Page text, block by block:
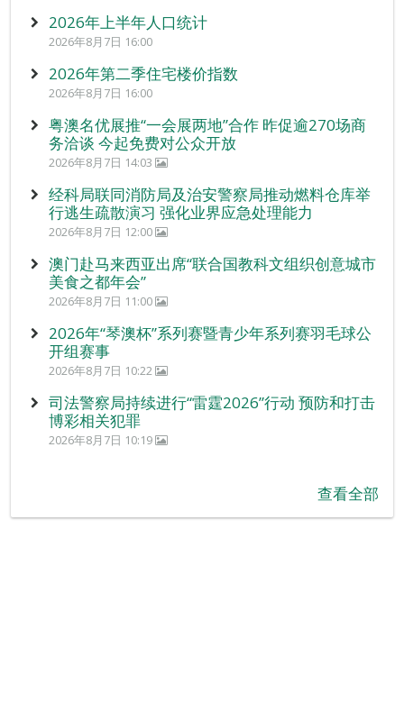
2026年上半年人口统计
2026年8月7日 16:00
2026年第二季住宅楼价指数
2026年8月7日 16:00
粤澳名优展推“一会展两地”合作 昨促逾270场商
务洽谈 今起免费对公众开放
2026年8月7日 14:03
经科局联同消防局及治安警察局推动燃料仓库举
行逃生疏散演习 强化业界应急处理能力
2026年8月7日 12:00
澳门赴马来西亚出席“联合国教科文组织创意城市
美食之都年会”
2026年8月7日 11:00
2026年“琴澳杯”系列赛暨青少年系列赛羽毛球公
开组赛事
2026年8月7日 10:22
司法警察局持续进行“雷霆2026”行动 预防和打击
博彩相关犯罪
2026年8月7日 10:19
查看全部